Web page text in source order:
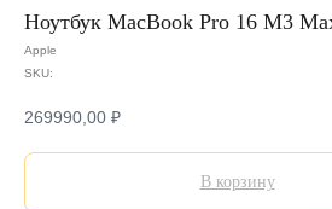
Ноутбук MacBook Pro 16 M3
Apple
SKU:
269990,00 ₽
В корзину